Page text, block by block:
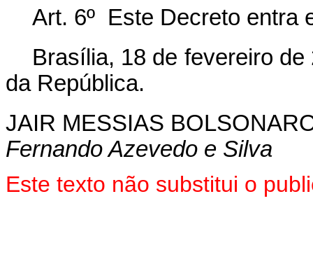
Art. 6º Este Decreto entra
Brasília, 18 de fevereiro de
da República.
JAIR MESSIAS
Fernando Azevedo e Silva
Este texto não substitui o